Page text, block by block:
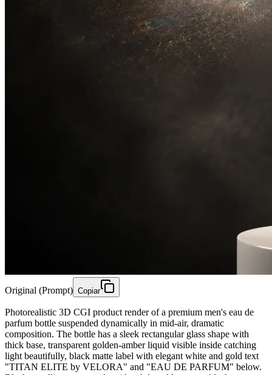
Original (Prompt) Copiar
Photorealistic 3D CGI product render of a premium men's eau de
parfum bottle suspended dynamically in mid-air, dramatic
composition. The bottle has a sleek rectangular glass shape with
thick base, transparent golden-amber liquid visible inside catching
light beautifully, black matte label with elegant white and gold text
"TITAN ELITE by VELORA" and "EAU DE PARFUM" below.